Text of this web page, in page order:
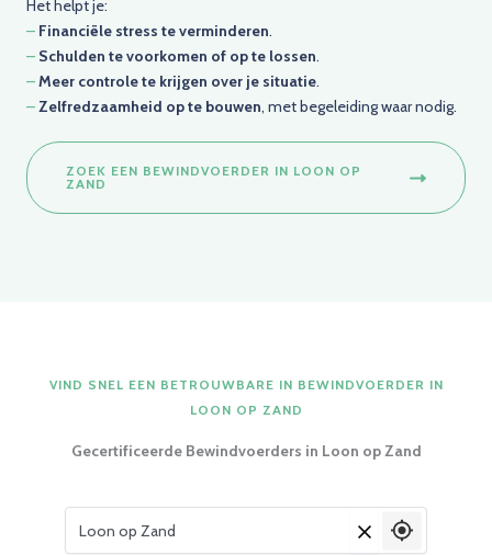
Het helpt je:
– Financiële stress te verminderen.
– Schulden te voorkomen of op te lossen.
–Meer controle te krijgen over je situatie.
–Zelfredzaamheid op te bouwen, met begeleiding waar nodig.
ZOEK EEN BEWINDVOERDER IN LOON OP
ZAND
VIND SNEL EEN BETROUWBARE IN BEWINDVOERDER IN
LOON OP ZAND
Gecertificeerde Bewindvoerders in Loon op Zand
Vul je woonplaats in